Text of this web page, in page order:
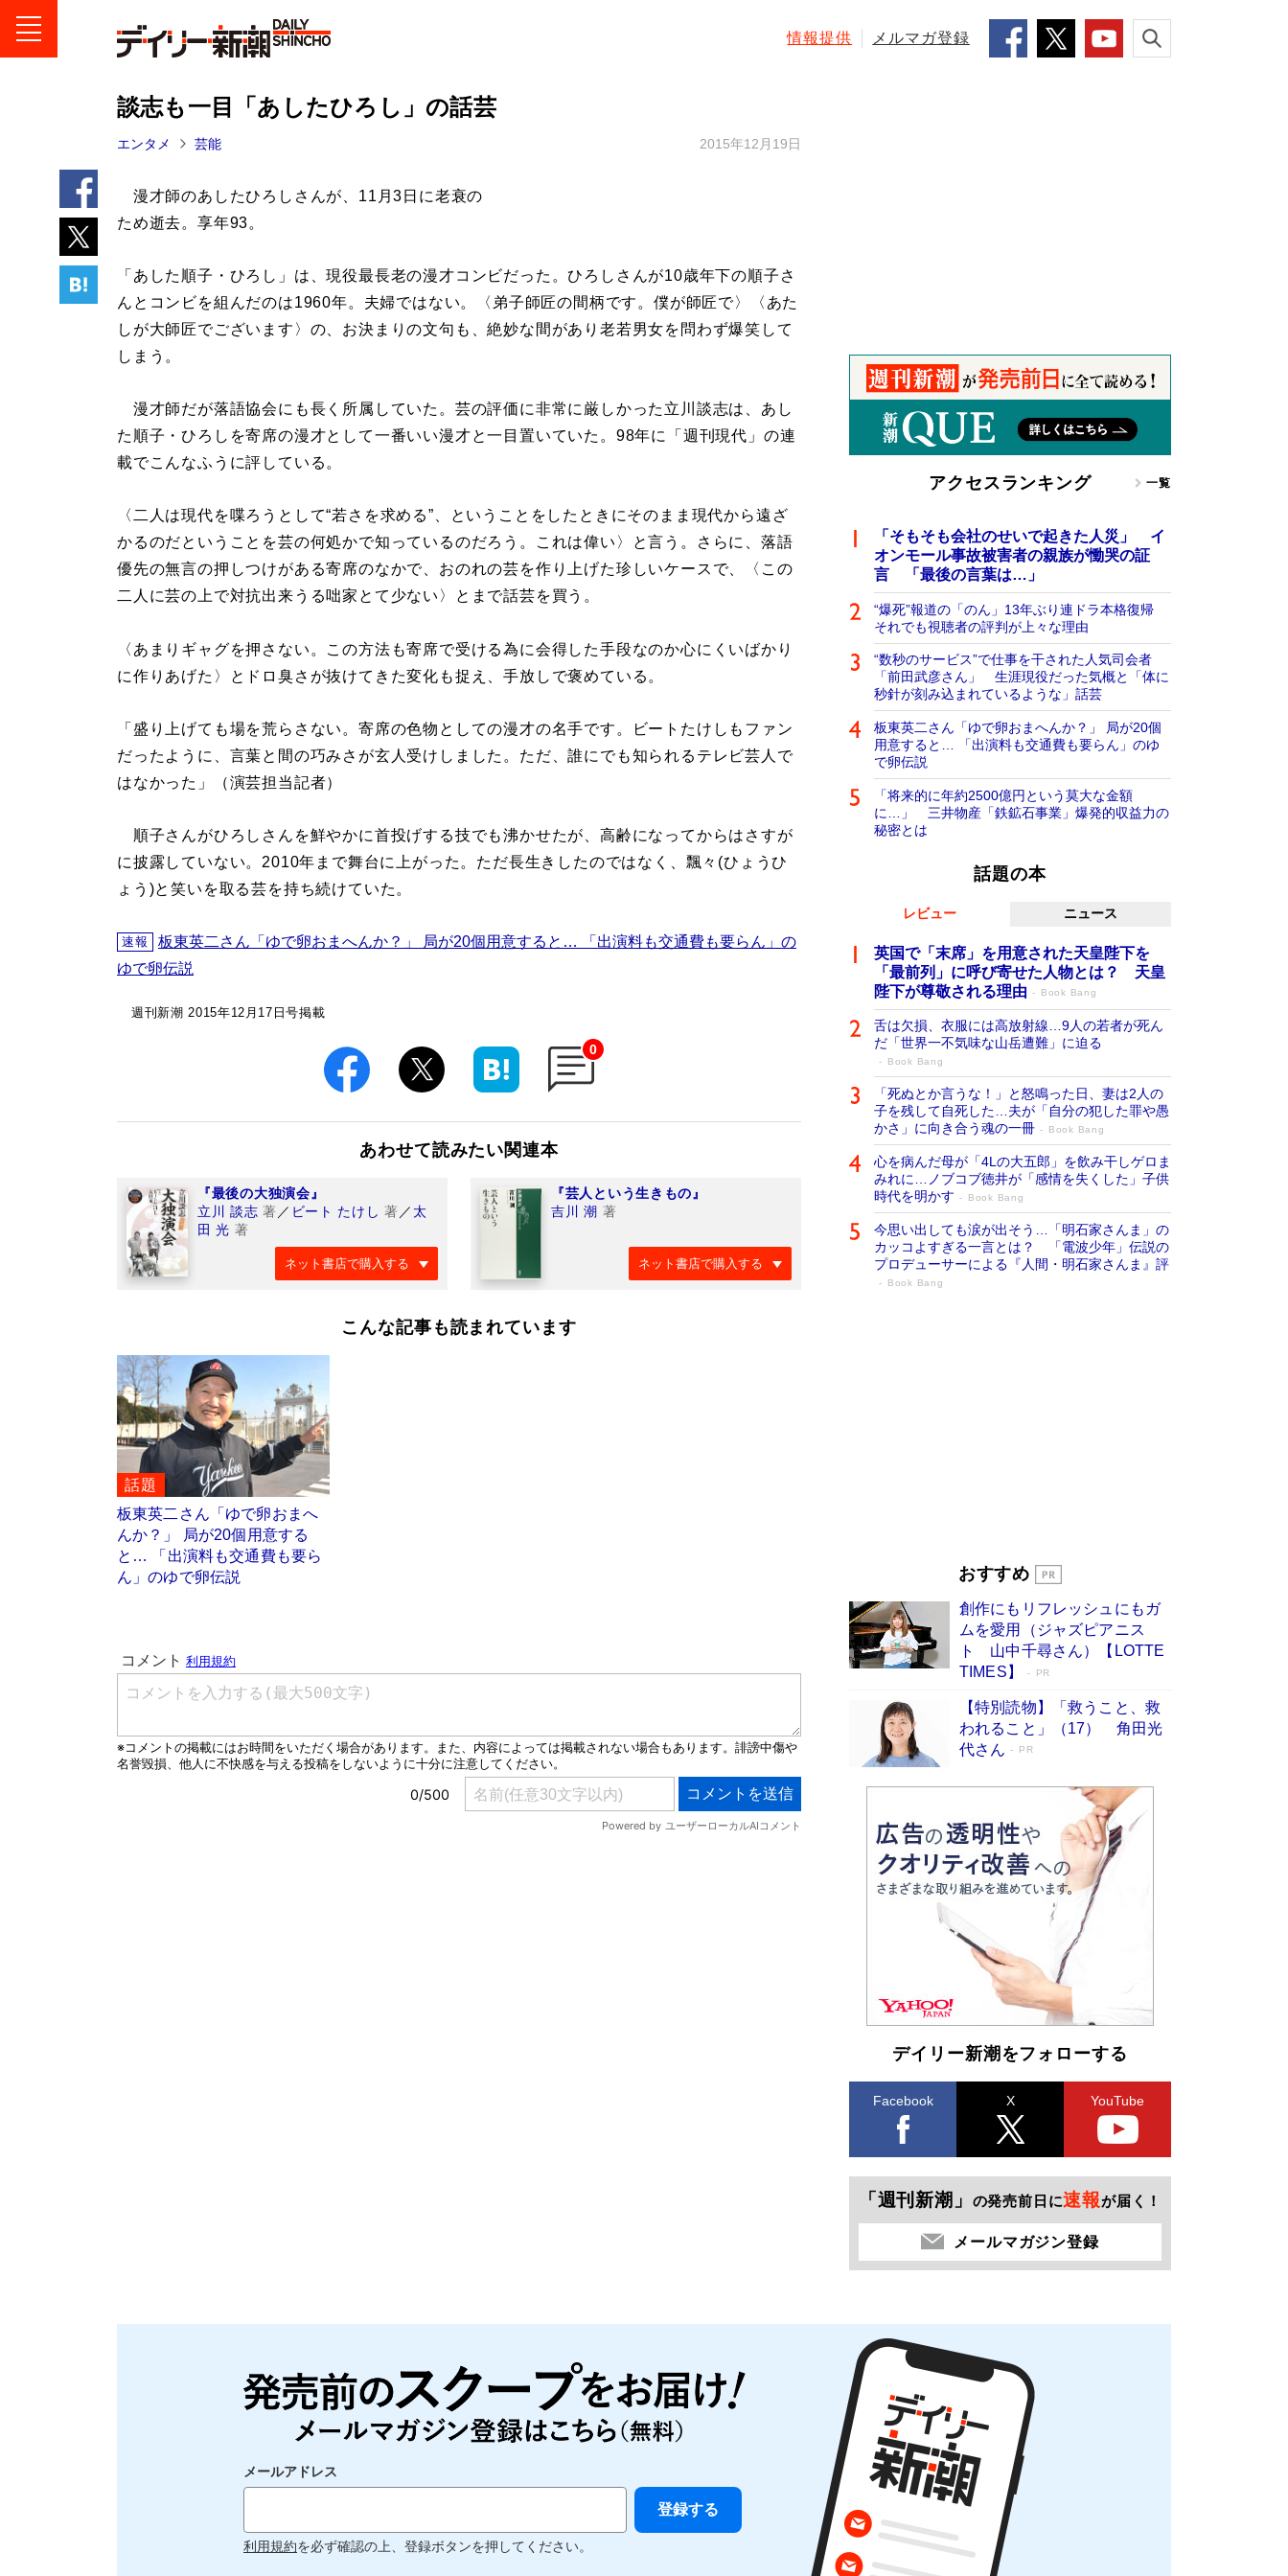
情報提供 メルマガ登録
談志も一目「あしたひろし」の話芸
エンタメ 芸能 2015年12月19日
漫才師のあしたひろしさんが、11月3日に老衰の
ため逝去。享年93。
「あした順子・ひろし」は、現役最長老の漫才コンビだった。ひろしさんが10歳年下の順子さ
んとコンビを組んだのは1960年。夫婦ではない。〈弟子師匠の間柄です。僕が師匠で〉〈あた
しが大師匠でございます〉の、お決まりの文句も、絶妙な間があり老若男女を問わず爆笑して
しまう。
漫才師だが落語協会にも長く所属していた。芸の評価に非常に厳しかった立川談志は、あし
た順子・ひろしを寄席の漫才として一番いい漫才と一目置いていた。98年に「週刊現代」の連
載でこんなふうに評している。
〈二人は現代を喋ろうとして“若さを求める”、ということをしたときにそのまま現代から遠ざ
かるのだということを芸の何処かで知っているのだろう。これは偉い〉と言う。さらに、落語
優先の無言の押しつけがある寄席のなかで、おのれの芸を作り上げた珍しいケースで、〈この
二人に芸の上で対抗出来うる咄家とて少ない〉とまで話芸を買う。
〈あまりギャグを押さない。この方法も寄席で受ける為に会得した手段なのか心にくいばかり
に作りあげた〉とドロ臭さが抜けてきた変化も捉え、手放しで褒めている。
「盛り上げても場を荒らさない。寄席の色物としての漫才の名手です。ビートたけしもファン
だったように、言葉と間の巧みさが玄人受けしました。ただ、誰にでも知られるテレビ芸人で
はなかった」（演芸担当記者）
順子さんがひろしさんを鮮やかに首投げする技でも沸かせたが、高齢になってからはさすが
に披露していない。2010年まで舞台に上がった。ただ長生きしたのではなく、飄々(ひょうひ
ょう)と笑いを取る芸を持ち続けていた。
速報
板東英二さん「ゆで卵おまへんか？」 局が20個用意すると… 「出演料も交通費も要らん」の
ゆで卵伝説
週刊新潮 2015年12月17日号掲載
0
あわせて読みたい関連本
『最後の大独演会』
立川 談志 著 ／ ビート たけし 著 ／ 太
田 光 著
ネット書店で購入する
『芸人という生きもの』
吉川 潮 著
ネット書店で購入する
こんな記事も読まれています
話題
板東英二さん「ゆで卵おまへ
んか？」 局が20個用意する
と… 「出演料も交通費も要ら
ん」のゆで卵伝説
アクセスランキング 一覧
「そもそも会社のせいで起きた人災」 イ
オンモール事故被害者の親族が慟哭の証
言 「最後の言葉は…」
“爆死”報道の「のん」13年ぶり連ドラ本格復帰
それでも視聴者の評判が上々な理由
“数秒のサービス”で仕事を干された人気司会者
「前田武彦さん」 生涯現役だった気概と「体に
秒針が刻み込まれているような」話芸
板東英二さん「ゆで卵おまへんか？」 局が20個
用意すると… 「出演料も交通費も要らん」のゆ
で卵伝説
「将来的に年約2500億円という莫大な金額
に…」 三井物産「鉄鉱石事業」爆発的収益力の
秘密とは
話題の本
レビュー ニュース
英国で「末席」を用意された天皇陛下を
「最前列」に呼び寄せた人物とは？ 天皇
陛下が尊敬される理由
Book Bang
舌は欠損、衣服には高放射線…9人の若者が死ん
だ「世界一不気味な山岳遭難」に迫る
Book Bang
「死ぬとか言うな！」と怒鳴った日、妻は2人の
子を残して自死した…夫が「自分の犯した罪や愚
かさ」に向き合う魂の一冊
Book Bang
心を病んだ母が「4Lの大五郎」を飲み干しゲロま
みれに…ノブコブ徳井が「感情を失くした」子供
時代を明かす
Book Bang
今思い出しても涙が出そう…「明石家さんま」の
カッコよすぎる一言とは？ 「電波少年」伝説の
プロデューサーによる『人間・明石家さんま』評
Book Bang
皇陛下はお元気でおられるか」がサウジ国王の第
東野圭吾、伊坂幸太郎の人気シリーズ最新作どち
らも文庫化 映画化された直木賞受賞作もランク
イン［文庫ベストセラー］
Book Bang
おすすめ
創作にもリフレッシュにもガ
ムを愛用（ジャズピアニス
ト 山中千尋さん）【LOTTE
TIMES】
PR
【特別読物】「救うこと、救
われること」（17） 角田光
代さん
PR
デイリー新潮をフォローする
Facebook X YouTube
「週刊新潮」 の発売前日に速報が届く！
メールマガジン登録
メールアドレス
利用規約を必ず確認の上、登録ボタンを押してください。